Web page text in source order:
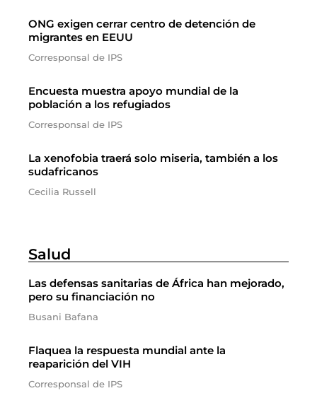
ONG exigen cerrar centro de detención de
migrantes en EEUU
Corresponsal de IPS
Encuesta muestra apoyo mundial de la
población a los refugiados
Corresponsal de IPS
La xenofobia traerá solo miseria, también a los
sudafricanos
Cecilia Russell
Salud
Las defensas sanitarias de África han mejorado,
pero su financiación no
Busani Bafana
Flaquea la respuesta mundial ante la
reaparición del VIH
Corresponsal de IPS